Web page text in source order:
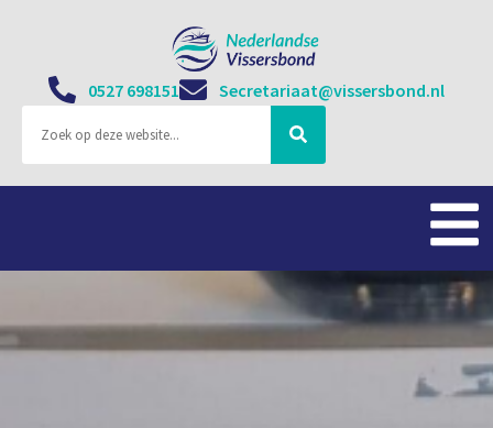
0527 698151 Secretariaat@vissersbond.nl